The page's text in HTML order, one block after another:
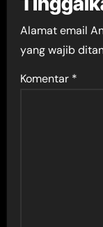
Alamat email
yang wajib
Komentar *